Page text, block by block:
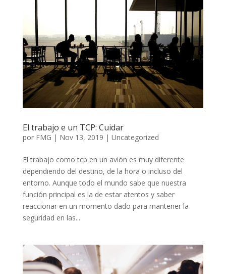
El trabajo e un TCP: Cuidar
por FMG | Nov 13, 2019 | Uncategorized
El trabajo como tcp en un avión es muy diferente
dependiendo del destino, de la hora o incluso del
entorno. Aunque todo el mundo sabe que nuestra
función principal es la de estar atentos y saber
reaccionar en un momento dado para mantener la
seguridad en las...